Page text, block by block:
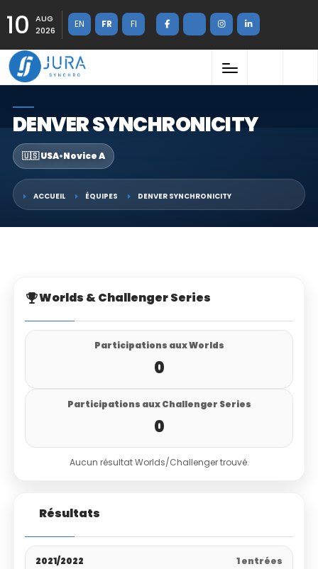
10
AUG
2026
EN FR FI
DENVER SYNCHRONICITY
🇺🇸 USA•Novice A
ACCUEIL ÉQUIPES DENVER SYNCHRONICITY
Worlds & Challenger Series
Participations aux Worlds
0
Participations aux Challenger Series
0
Aucun résultat Worlds/Challenger trouvé.
Résultats
2021/2022 1 entrées